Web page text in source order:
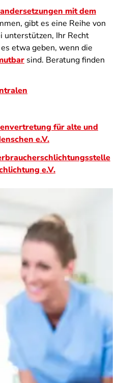
mit dem
gibt es eine Reihe von
unterstützen, Ihr Recht
etwa geben, wenn die
sind. Beratung finden
für alte und
e.V.
e.V.